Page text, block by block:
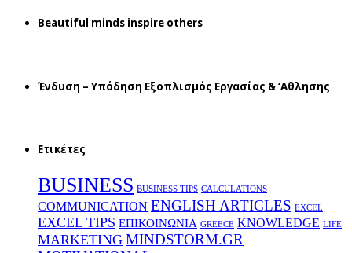
Beautiful minds inspire others
Ένδυση – Υπόδηση Εξοπλισμός Εργασίας & ‘Aθλησης
Ετικέτες
BUSINESS BUSINESS TIPS CALCULATIONS
COMMUNICATION ENGLISH ARTICLES EXCEL
EXCEL TIPS EΠΙΚΟΙΝΩΝΙΑ GREECE KNOWLEDGE LIFE
MARKETING MINDSTORM.GR